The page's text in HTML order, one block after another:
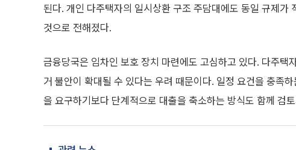
된다. 개인 다주택자의 일시상환 구조 주담대에도 동일 규제
것으로 전해졌다.
금융당국은 임차인 보호 장치 마련에도 고심하고 있다. 다주
거 불안이 확대될 수 있다는 우려 때문이다. 일정 요건을 충족
을 요구하기보다 단계적으로 대출을 축소하는 방식도 함께 검